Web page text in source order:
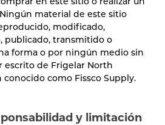
material de este sitio
modificado,
publicado, transmitido o
forma o por ningún medio sin
escrito de Frigelar North
como Fissco Supply.
y limitación